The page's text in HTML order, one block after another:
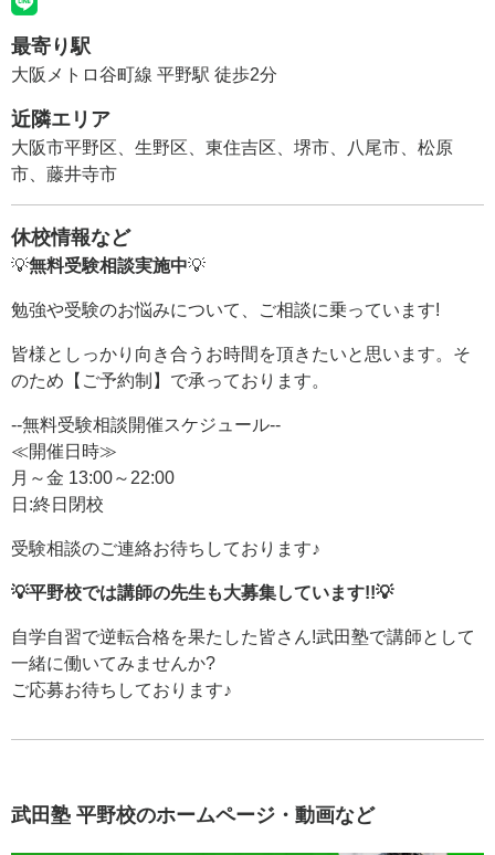
最寄り駅
大阪メトロ谷町線 平野駅 徒歩2分
近隣エリア
大阪市平野区、生野区、東住吉区、堺市、八尾市、松原
市、藤井寺市
休校情報など
💡無料受験相談実施中💡
勉強や受験のお悩みについて、ご相談に乗っています!
皆様としっかり向き合うお時間を頂きたいと思います。そ
のため【ご予約制】で承っております。
--無料受験相談開催スケジュール--
≪開催日時≫
月～金 13:00～22:00
日:終日閉校
受験相談のご連絡お待ちしております♪
💡平野校では講師の先生も大募集しています!!💡
自学自習で逆転合格を果たした皆さん!武田塾で講師として
一緒に働いてみませんか?
ご応募お待ちしております♪
武田塾 平野校のホームページ・動画など